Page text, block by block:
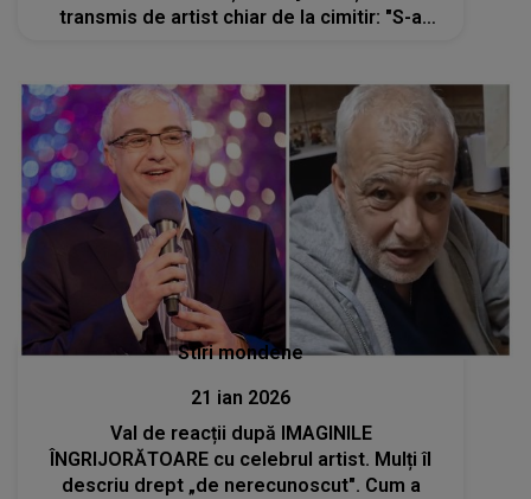
transmis de artist chiar de la cimitir: "S-a
Stiri mondene
21 ian 2026
Val de reacții după IMAGINILE
ÎNGRIJORĂTOARE cu celebrul artist. Mulți îl
descriu drept „de nerecunoscut". Cum a